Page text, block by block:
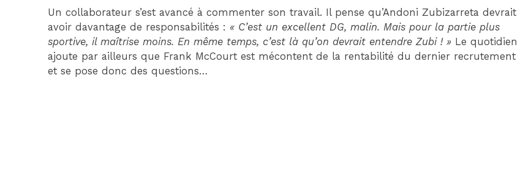
Un collaborateur s’est avancé à commenter son travail. Il pense qu’Andoni Zubizarreta devrait
avoir davantage de responsabilités : « C’est un excellent DG, malin. Mais pour la partie plus
sportive, il maîtrise moins. En même temps, c’est là qu’on devrait entendre Zubi ! » Le quotidien
ajoute par ailleurs que Frank McCourt est mécontent de la rentabilité du dernier recrutement
et se pose donc des questions…